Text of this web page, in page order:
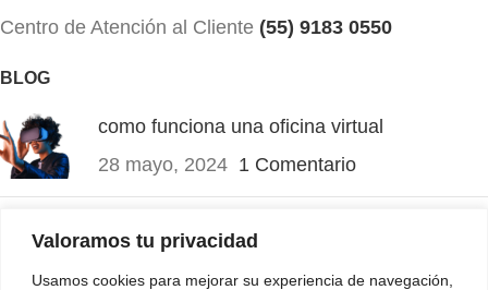
Valoramos tu privacidad
Usamos cookies para mejorar su experiencia de navegación,
Centro de Atención al Cliente (55) 9183 0550
BLOG
como funciona una oficina virtual
28 mayo, 2024 1 Comentario